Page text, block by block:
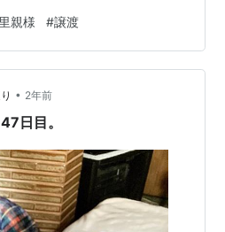
まの元に巣立った3匹とうち
過去記事はこちらをご覧くだ
（自慢ｗ）
昨年7月に生後2か月でジモ
してすぐに月末に長女ブチが
里親様 #譲渡
• 2年前
日目。